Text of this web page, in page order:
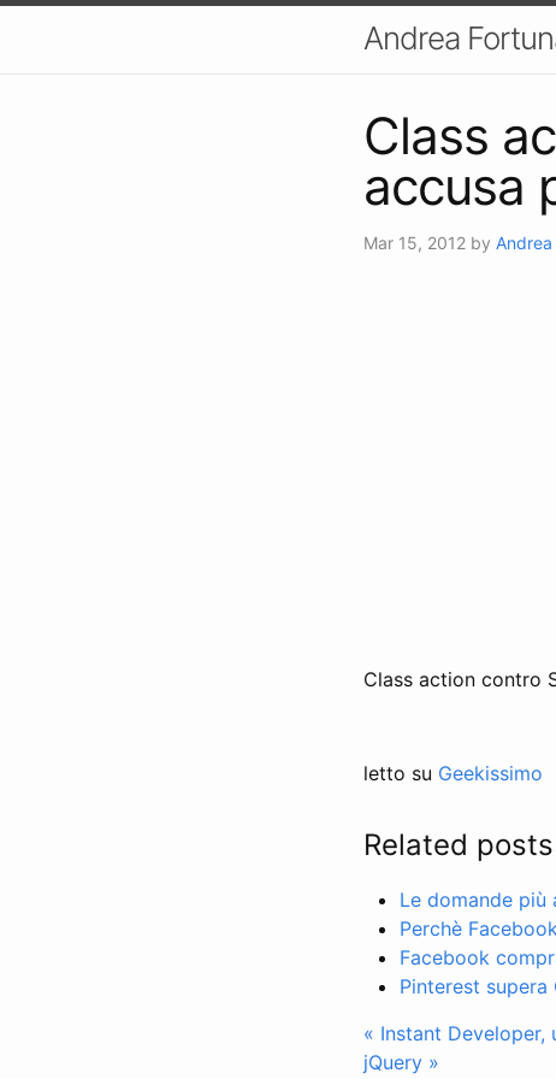
Andrea
Class
accusa
Mar 15, 2012 by Andrea
Class action contro
letto su Geekissimo
Related posts
Le domande
Perchè
Facebook
Pinterest
« Instant
jQuery »